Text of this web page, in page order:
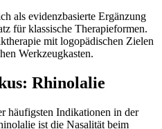
als evidenzbasierte Ergänzung
für klassische Therapieformen.
mit logopädischen Zielen
Werkzeugkasten.
Rhinolalie
häufigsten Indikationen in der
ist die Nasalität beim